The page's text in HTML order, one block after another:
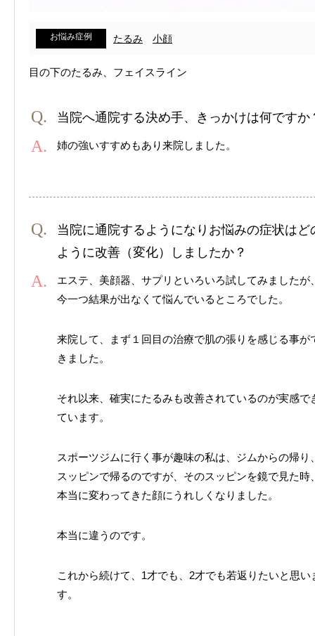
お悩み症例 たるみ 小顔
目の下のたるみ、フェイスライン
当院へ通院する決め手、きっかけは何ですか
姉の強いすすめもあり来院しました。
当院に通院するようになりお悩みの症状はど
ように改善（変化）しましたか？
エステ、美顔器、サプリといろいろ試してみましたが
今一つ結果が出なくて悩んでいるところでした。
来院して、まず１回目の治療で肌の張りを感じる事が
きました。
それ以来、確実にたるみも改善されているのが実感で
ています。
スポーツジムに行く事が趣味の私は、ジムからの帰り
スッピンで帰るのですが、そのスッピンを鏡で見た時
本当に変わってきた顔にうれしくなりました。
本当に違うのです。
これから続けて、1才でも、2才でも若返りたいと思い
す。